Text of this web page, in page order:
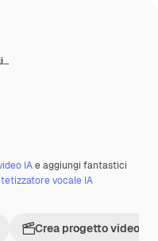
IAe aggiungi fantastici
vocale IA
Crea progetto video